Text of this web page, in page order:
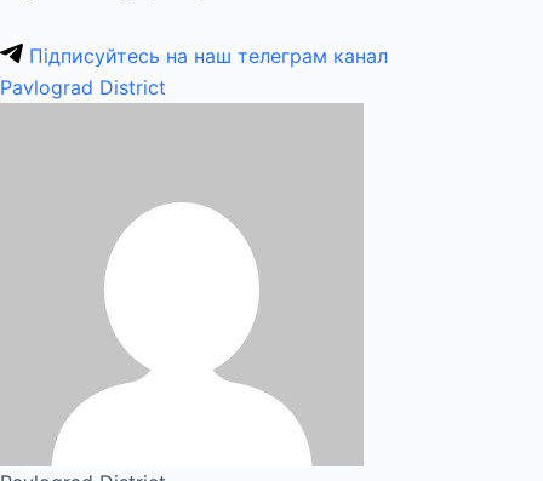
Підписуйтесь на наш телеграм канал
Pavlograd District